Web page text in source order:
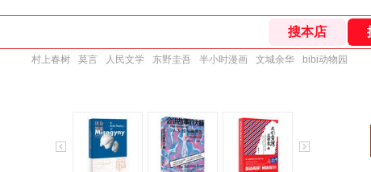
村上春树 莫言 人民文学 东野圭吾 半小时漫画 文城余华 bibi动物园